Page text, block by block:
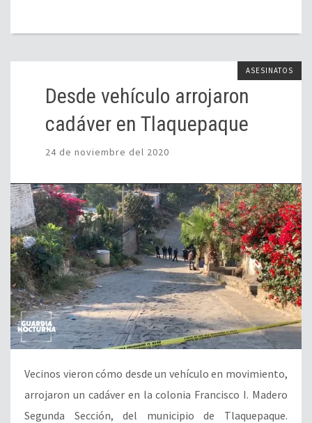
ASESINATOS
Desde vehículo arrojaron
cadáver en Tlaquepaque
24 de noviembre del 2020
Vecinos vieron cómo desde un vehículo en movimiento,
arrojaron un cadáver en la colonia Francisco I. Madero
Segunda Sección, del municipio de Tlaquepaque.